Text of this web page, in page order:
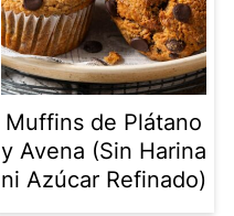
Muffins de Plátano
y Avena (Sin Harina
ni Azúcar Refinado)